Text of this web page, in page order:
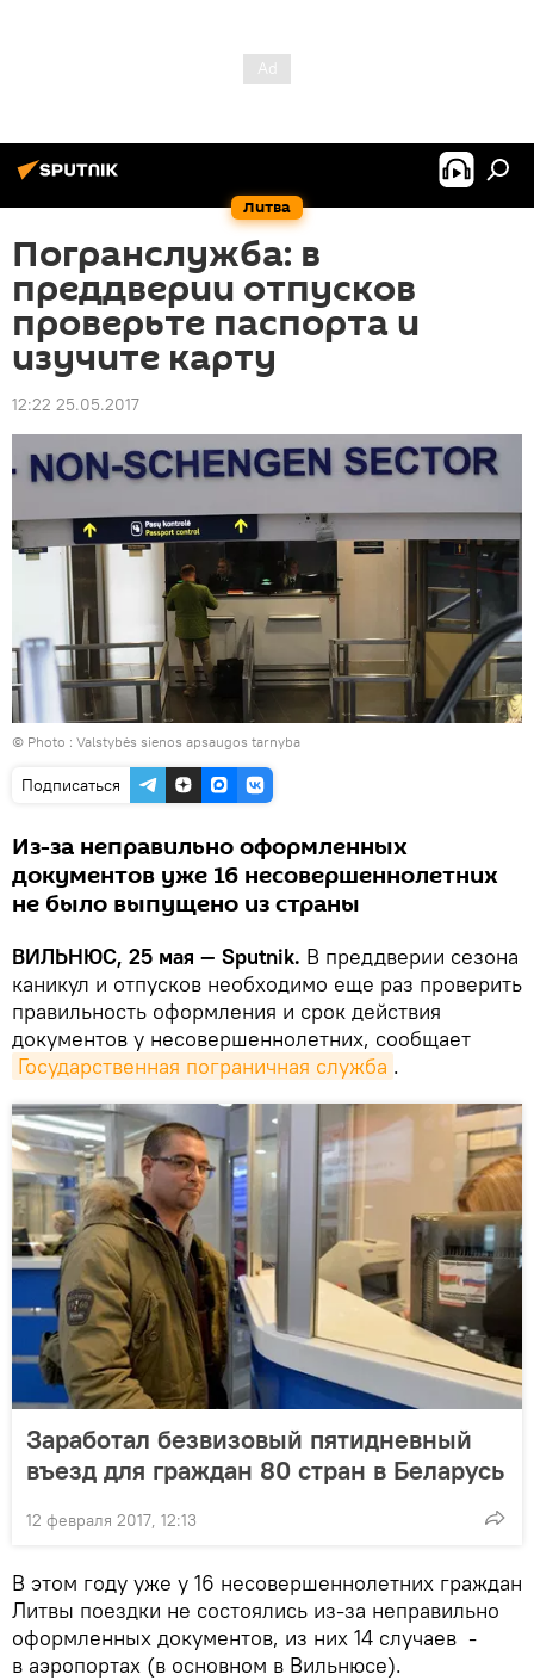
Литва
Погранслужба: в
преддверии отпусков
проверьте паспорта и
изучите карту
12:22 25.05.2017
© Photo : Valstybės sienos apsaugos tarnyba
Подписаться
Из-за неправильно оформленных
документов уже 16 несовершеннолетних
не было выпущено из страны
ВИЛЬНЮС, 25 мая — Sputnik. В преддверии сезона
каникул и отпусков необходимо еще раз проверить
правильность оформления и срок действия
документов у несовершеннолетних, сообщает
Государственная пограничная служба .
Заработал безвизовый пятидневный
въезд для граждан 80 стран в Беларусь
12 февраля 2017, 12:13
В этом году уже у 16 несовершеннолетних граждан
Литвы поездки не состоялись из-за неправильно
оформленных документов, из них 14 случаев -
в аэропортах (в основном в Вильнюсе).